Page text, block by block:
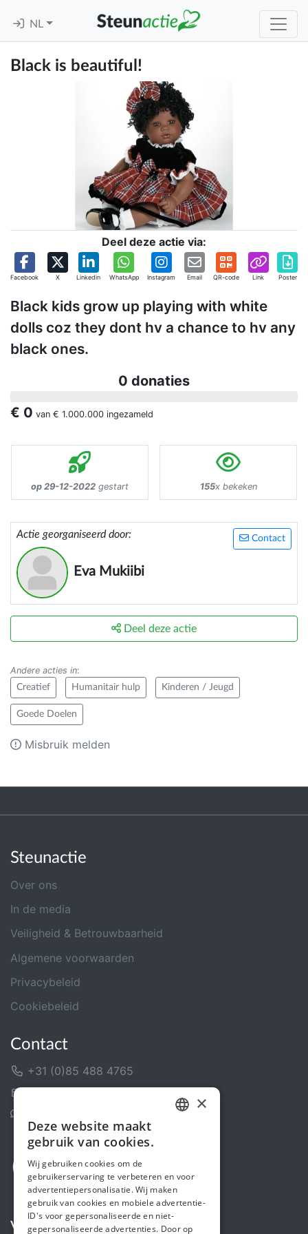
NL
Black is beautiful!
Deel deze actie via:
Facebook X Linkedin WhatsApp Instagram Email QR-code Link Poster
Black kids grow up playing with white
dolls coz they dont hv a chance to hv any
black ones.
0 donaties
€ 0 van € 1.000.000 ingezameld
op 29-12-2022 gestart 155x bekeken
Contact
Actie georganiseerd door:
Eva Mukiibi
Deel deze actie
Andere acties in:
Creatief Humanitair hulp Kinderen / Jeugd
Goede Doelen
Misbruik melden
Steunactie
Over ons
In de media
Veiligheid & Betrouwbaarheid
Algemene voorwaarden
Privacybeleid
Cookiebeleid
Contact
+31 (0)85 488 4765
Volg ons
ENGLISH
×
Deze website maakt
gebruik van cookies.
Wij gebruiken cookies om de
gebruikerservaring te verbeteren en voor
advertentiepersonalisatie. Wij maken
gebruik van cookies en mobiele advertentie-
ID's voor gepersonaliseerde en niet-
gepersonaliseerde advertenties. Door op